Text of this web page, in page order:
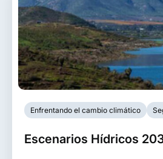
Enfrentando el cambio climático
Escenarios Hídricos